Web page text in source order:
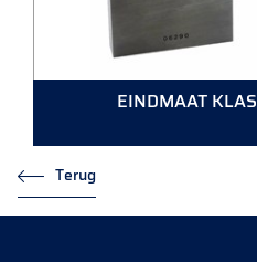
EINDMAAT
Terug